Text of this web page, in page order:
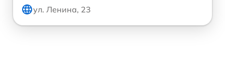
ул. Ленина, 23